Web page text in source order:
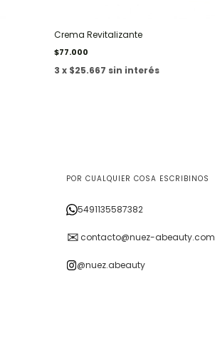
Crema Revitalizante
$77.000
3 x $25.667 sin interés
POR CUALQUIER COSA ESCRIBINOS
5491135587382
✉ contacto@nuez-abeauty.com
@nuez.abeauty